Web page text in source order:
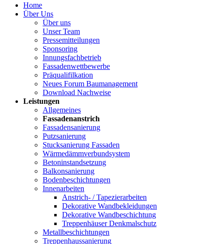
Home
Über Uns
Über uns
Unser Team
Pressemitteilungen
Sponsoring
Innungsfachbetrieb
Fassadenwettbewerbe
Präqualifilkation
Neues Forum Baumanagement
Download Nachweise
Leistungen
Allgemeines
Fassadenanstrich
Fassadensanierung
Putzsanierung
Stucksanierung Fassaden
Wärmedämmverbundsystem
Betoninstandsetzung
Balkonsanierung
Bodenbeschichtungen
Innenarbeiten
Anstrich- / Tapezierarbeiten
Dekorative Wandbekleidungen
Dekorative Wandbeschichtung
Treppenhäuser Denkmalschutz
Metallbeschichtungen
Treppenhaussanierung